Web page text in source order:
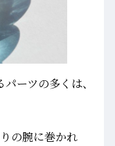
ーツの多くは、
の腕に巻かれ